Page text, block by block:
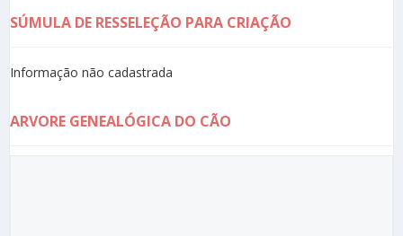
SÚMULA DE RESSELEÇÃO PARA CRIAÇÃO
Informação não cadastrada
ARVORE GENEALÓGICA DO CÃO